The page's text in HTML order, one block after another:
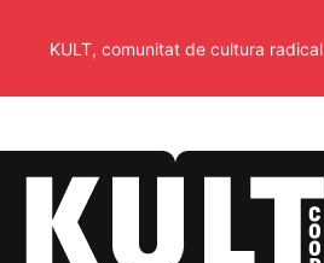
KULT, comunitat de cultura radical